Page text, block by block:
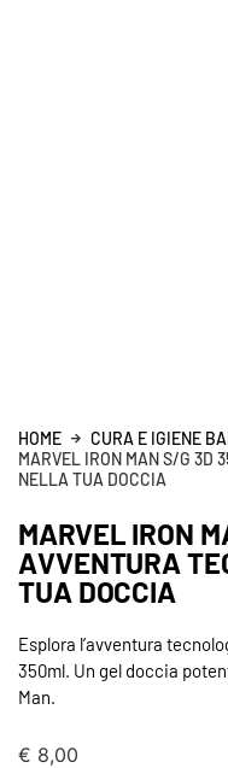
HOME
CURA E IGIENE
MARVEL IRON MAN S/G 3D
NELLA TUA DOCCIA
MARVEL IRON
AVVENTURA
TUA DOCCIA
Esplora l’avventura
350ml. Un gel doccia
Man.
€ 8,00